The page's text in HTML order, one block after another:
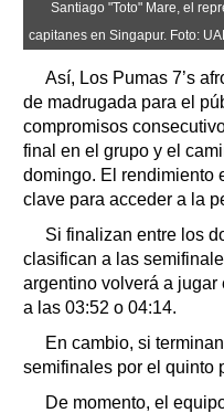
Santiago "Toto" Mare, el
capitanes en Singapur. Foto:
Así, Los Pumas 7’s
de madrugada para el
compromisos
final en el grupo y el
domingo. El rendimiento
clave para acceder a la
Si finalizan entre los
clasifican a las
argentino volverá a
a las 03:52 o 04:14.
En cambio, si
semifinales por el quinto
De momento, el